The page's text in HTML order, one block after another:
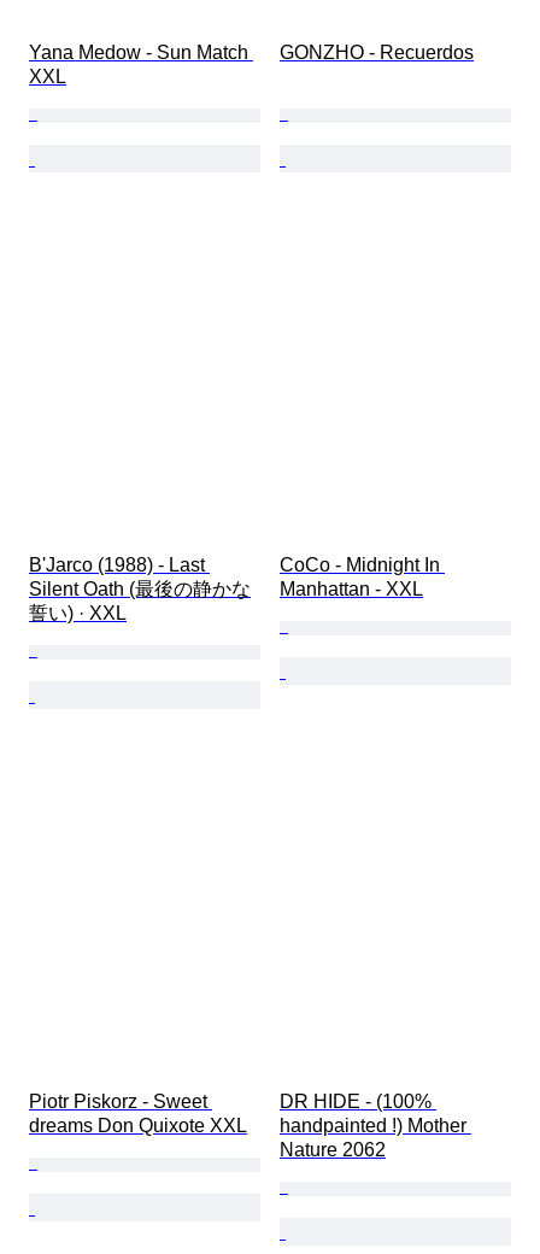
Yana Medow - Sun Match
XXL
GONZHO - Recuerdos
B'Jarco (1988) - Last
Silent Oath (最後の静かな
誓い) · XXL
CoCo - Midnight In
Manhattan - XXL
Piotr Piskorz - Sweet
dreams Don Quixote XXL
DR HIDE - (100%
handpainted !) Mother
Nature 2062